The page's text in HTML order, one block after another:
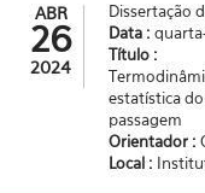
ABR
26
2024
Dissertação
Data :
Título :
estatística
passagem
Orientador :
Local :